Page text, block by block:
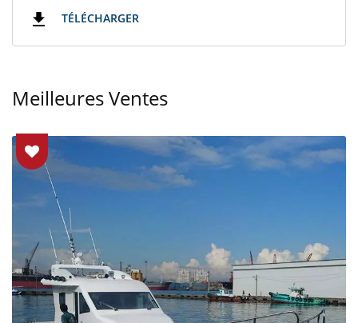
TÉLÉCHARGER
Meilleures Ventes